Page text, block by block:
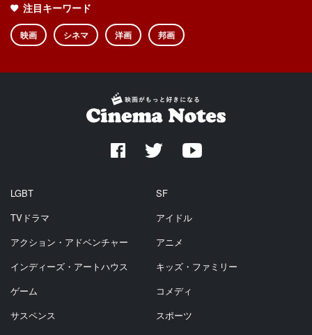
注目キーワード
映画 シネマ 洋画 邦画
LGBT
SF
TVドラマ
アイドル
アクション・アドベンチャー
アニメ
インディーズ・アートハウス
キッズ・ファミリー
ゲーム
コメディ
サスペンス
スポーツ